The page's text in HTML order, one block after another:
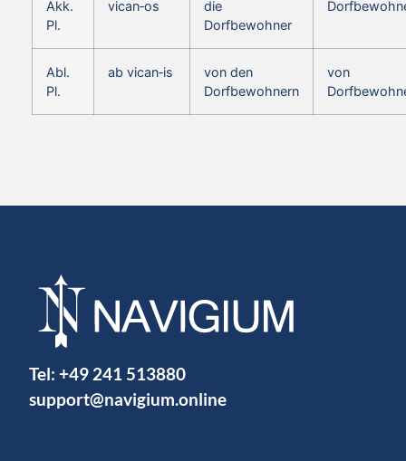
Akk.
Pl.
vican‑os
die
Dorfbewohner
Abl.
Pl.
ab vican‑is
von den
Dorfbewohnern
von
Tel: +49 241 513880
support@navigium.online